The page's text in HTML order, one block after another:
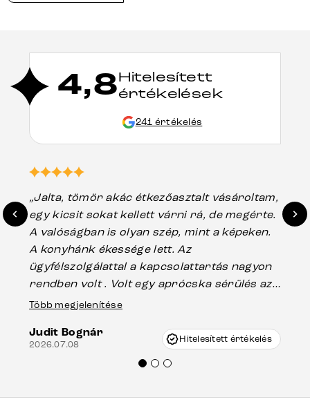
4,8Hitelesített
értékelések
241 értékelés
„Jalta, tömör akác étkezőasztalt vásároltam,
egy kicsit sokat kellett várni rá, de megérte.
A valóságban is olyan szép, mint a képeken.
A konyhánk ékessége lett. Az
ügyfélszolgálattal a kapcsolattartás nagyon
rendben volt . Volt egy aprócska sérülés az
asztal talpánál, ami szállításkor
nagyon korrekten jártak el az ügyemben.
Mindenkinek ajánlani tudom a Delife
Több megjelenítése
Judit Bognár
2026.07.08 Hitelesített értékelés